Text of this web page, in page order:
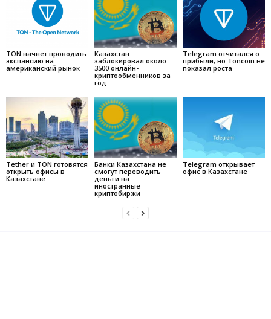
TON начнет проводить
экспансию на
американский рынок
Казахстан
заблокировал около
3500 онлайн-
криптообменников за
год
Telegram отчитался о
прибыли, но Toncoin не
показал роста
Tether и TON готовятся
открыть офисы в
Казахстане
Банки Казахстана не
смогут переводить
деньги на
иностранные
криптобиржи
Telegram открывает
офис в Казахстане